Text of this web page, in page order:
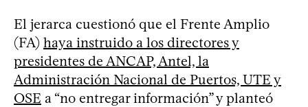
El jerarca cuestionó que el Frente Amplio
(FA) haya instruido a los directores y
presidentes de ANCAP, Antel, la
Administración Nacional de Puertos, UTE y
OSE a “no entregar información” y planteó